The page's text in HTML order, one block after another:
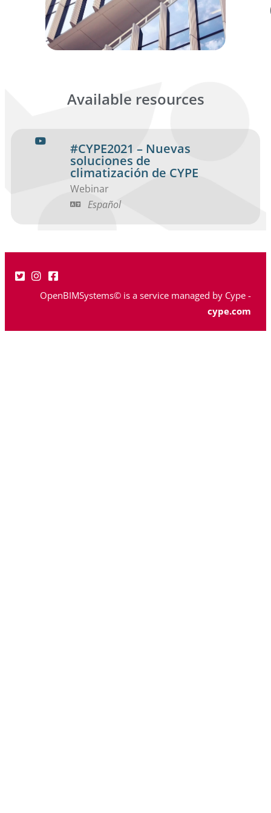
Available resources
#CYPE2021 – Nuevas
soluciones de
climatización de CYPE
Webinar
Español
OpenBIMSystems© is a service managed by Cype -
cype.com